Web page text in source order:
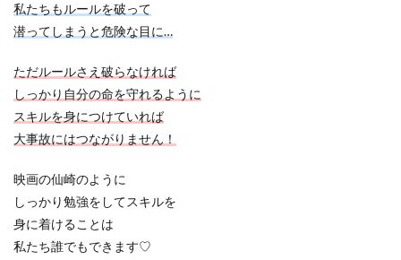
私たちもルールを破って
潜ってしまうと危険な目に…
ただルールさえ破らなければ
しっかり自分の命を守れるように
スキルを身につけていれば
大事故にはつながりません！
映画の仙崎のように
しっかり勉強をしてスキルを
身に着けることは
私たち誰でもできます♡